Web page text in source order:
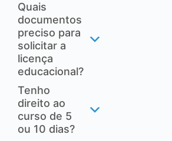
Quais
documentos
preciso para
solicitar a
licença
educacional?
Tenho
direito ao
curso de 5
ou 10 dias?